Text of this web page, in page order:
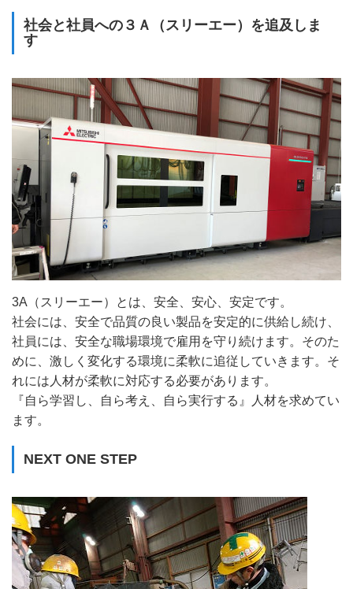
社会と社員への３Ａ（スリーエー）を追及しま
す
3A（スリーエー）とは、安全、安心、安定です。
社会には、安全で品質の良い製品を安定的に供給し続け、
社員には、安全な職場環境で雇用を守り続けます。そのた
めに、激しく変化する環境に柔軟に追従していきます。そ
れには人材が柔軟に対応する必要があります。
『自ら学習し、自ら考え、自ら実行する』人材を求めてい
ます。
NEXT ONE STEP